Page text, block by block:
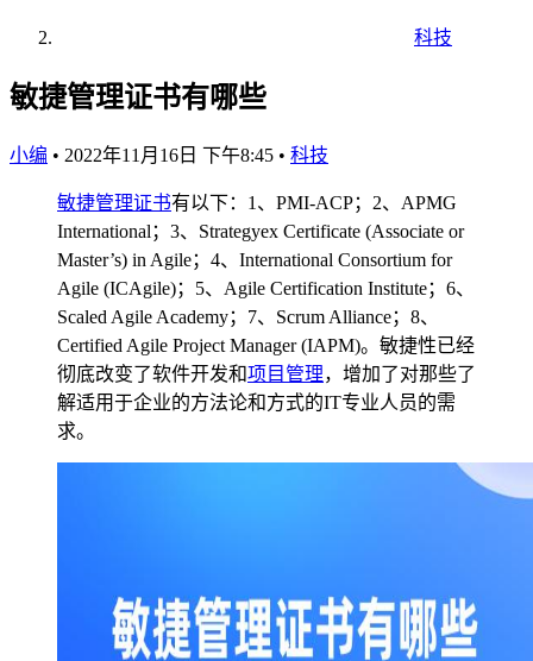
科技
敏捷管理证书有哪些
小编 • 2022年11月16日 下午8:45 • 科技
敏捷管理证书有以下：1、PMI-ACP；2、APMG
International；3、Strategyex Certificate (Associate or
Master’s) in Agile；4、International Consortium for
Agile (ICAgile)；5、Agile Certification Institute；6、
Scaled Agile Academy；7、Scrum Alliance；8、
Certified Agile Project Manager (IAPM)。敏捷性已经
彻底改变了软件开发和项目管理，增加了对那些了
解适用于企业的方法论和方式的IT专业人员的需
求。